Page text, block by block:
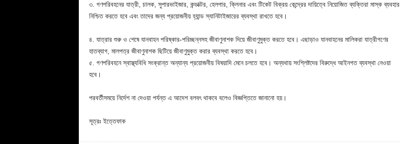
৩. গণপরিবহনের যাত্রী, চালক, সুপারভাইজার, কন্ডাক্টর, হেলপার, ক্লিনার এবং টিকেট বিক্রয় কেন্দ্রের দায়িত্বে নিয়োজিত ব্যক্তিরা মাস্ক ব্যবহার
নিশ্চিত করতে হবে এবং তাদের জন্য প্রয়োজনীয় হ্যান্ড স্যানিটাইজারের ব্যবস্থা রাখতে হবে।
৪. যাত্রার শুরু ও শেষে যানবাহন পরিষ্কার-পরিচ্ছন্নসহ জীবাণুনাশক দিয়ে জীবাণুমুক্ত করতে হবে। এছাড়াও যানবাহনের মালিকরা যাত্রীগণের
হাতব্যাগ, মালপত্র জীবাণুনাশক ছিটিয়ে জীবাণুমুক্ত করার ব্যবস্থা করতে হবে।
৫. গণপরিবহনে স্বাস্থ্যবিধি সংক্রান্ত অন্যান্য প্রয়োজনীয় বিষয়াদি মেনে চলতে হবে। অন্যথায় সংশ্লিষ্টদের বিরুদ্ধে আইনগত ব্যবস্থা নেওয়া
হবে।
পরবর্তীসময়ে নির্দেশ না দেওয়া পর্যন্ত এ আদেশ বলবৎ থাকবে বলেও বিজ্ঞপ্তিতে জানানো হয়।
সূত্রঃ ইত্তেফাক